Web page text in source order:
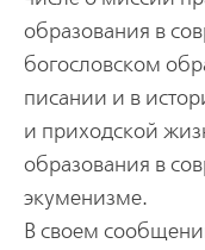
образования в
богословском
писании и в
и приходской
образования в
экуменизме.
В своем